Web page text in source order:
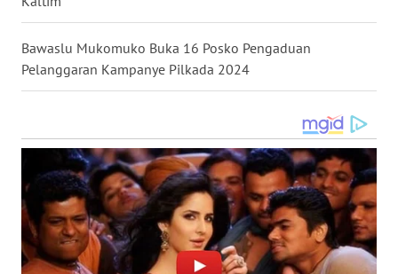
Bawaslu Mukomuko Buka 16 Posko Pengaduan
Pelanggaran Kampanye Pilkada 2024
WN
JATENG
WN
JOGJA
WN
JATIM